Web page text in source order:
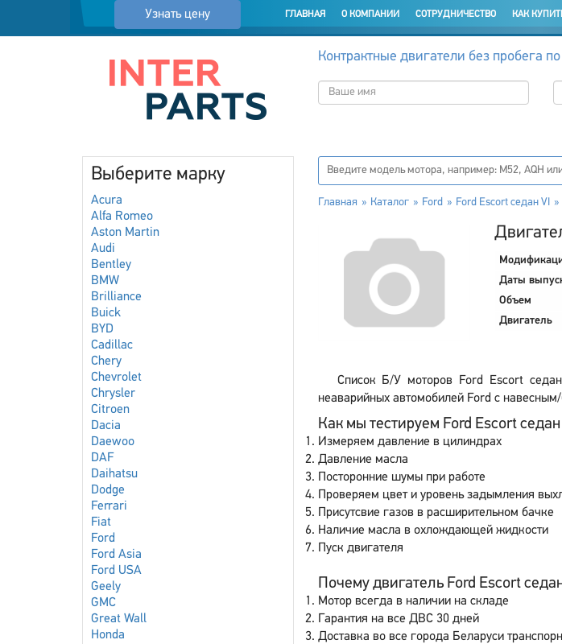
Узнать цену ГЛАВНАЯ О КОМПАНИИ СОТРУДНИЧЕСТВО КАК
Контрактные двигатели без пробега
Выберите марку
Acura
Alfa Romeo
Aston Martin
Audi
Bentley
BMW
Brilliance
Buick
BYD
Cadillac
Chery
Chevrolet
Chrysler
Citroen
Dacia
Daewoo
DAF
Daihatsu
Dodge
Ferrari
Fiat
Ford
Ford Asia
Ford USA
Geely
GMC
Great Wall
Honda
Главная Каталог Ford Ford Escort седан VI
Даты
Объем
Двигатель
Список Б/У моторов Ford Escort
неаварийных автомобилей Ford с
Как мы тестируем Ford Escort седан
Измеряем давление в цилиндрах
Давление масла
Посторонние шумы при работе
Проверяем цвет и уровень задымления
Присутсвие газов в расширительном бачке
Наличие масла в охлождающей жидкости
Пуск двигателя
Почему двигатель Ford Escort
Мотор всегда в наличии на складе
Гарантия на все ДВС 30 дней
Доставка во все города Беларуси